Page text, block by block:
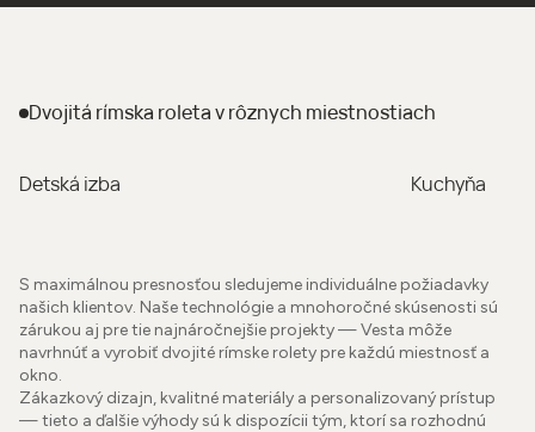
Dvojitá rímska roletav rôznych miestnostiach
Detská izba Kuchyňa
S maximálnou presnosťou sledujeme individuálne požiadavky
našich klientov. Naše technológie a mnohoročné skúsenosti sú
zárukou aj pre tie najnáročnejšie projekty — Vesta môže
navrhnúť a vyrobiť dvojité rímske rolety pre každú miestnosť a
okno.
Zákazkový dizajn, kvalitné materiály a personalizovaný prístup
— tieto a ďalšie výhody sú k dispozícii tým, ktorí sa rozhodnú